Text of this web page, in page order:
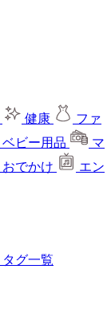
健康
ファ
ベビー用品
マ
おでかけ
エン
タグ一覧